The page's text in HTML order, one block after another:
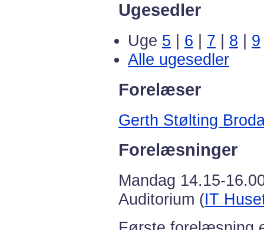
Ugesedler
Uge 5 | 6 | 7 | 8 | 9
Alle ugesedler
Forelæser
Gerth Stølting
Forelæsninger
Mandag 14.15-
Auditorium (IT